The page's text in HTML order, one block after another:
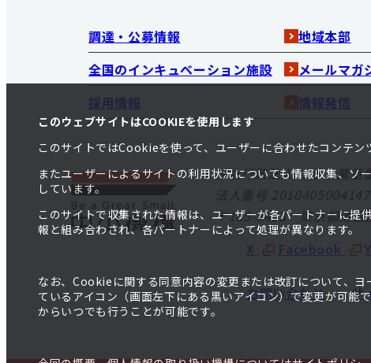
このウェブサイトはCOOKIEを使用します
このサイトではCookieを使って、ユーザーに合わせたコンテン
またユーザーによるサイトの利用状況についても情報収集、
しています。
このサイトで収集された情報は、ユーザーが各パートナーに
報と組み合わされ、各パートナーによって処理が異なります。
なお、Cookieに関する同意内容の変更または改訂について、
ているアイコン（画面左下にある黒いアイコン）で変更が可
からいつでも行うことが可能です。
調達・公募情報 地域本部
全国のインキュベーション施設
メールマガ
採用情報
情報発信
独立行政法人 中小企業基
〒105-8453 東京都港区
X
Facebook
お問い合わせ サ